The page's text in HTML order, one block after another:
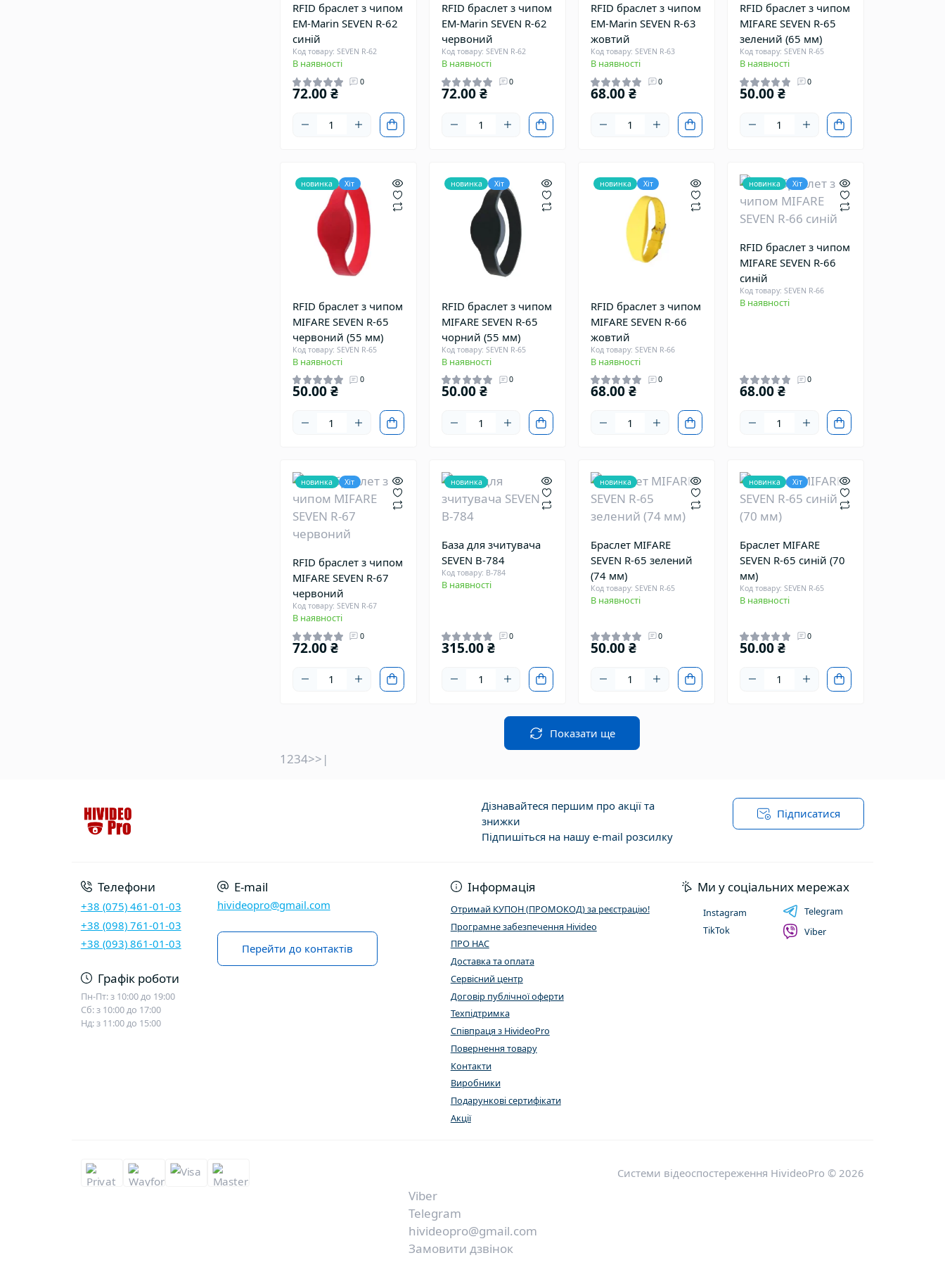
RFID браслет з чипом
EM-Marin SEVEN R-62
синій
Код товару: SEVEN R-62
В наявності
0
72.00 ₴
RFID браслет з чипом
EM-Marin SEVEN R-62
червоний
Код товару: SEVEN R-62
В наявності
0
72.00 ₴
RFID браслет з чипом
EM-Marin SEVEN R-63
жовтий
Код товару: SEVEN R-63
В наявності
0
68.00 ₴
RFID браслет з чипом
MIFARE SEVEN R-65
зелений (65 мм)
Код товару: SEVEN R-65
В наявності
0
50.00 ₴
новинка Хіт
RFID браслет з чипом
MIFARE SEVEN R-65
червоний (55 мм)
Код товару: SEVEN R-65
В наявності
0
50.00 ₴
новинка Хіт
RFID браслет з чипом
MIFARE SEVEN R-65
чорний (55 мм)
Код товару: SEVEN R-65
В наявності
0
50.00 ₴
новинка Хіт
RFID браслет з чипом
MIFARE SEVEN R-66
жовтий
Код товару: SEVEN R-66
В наявності
0
68.00 ₴
новинка Хіт
RFID браслет з чипом
MIFARE SEVEN R-66
синій
Код товару: SEVEN R-66
В наявності
0
68.00 ₴
новинка Хіт
RFID браслет з чипом
MIFARE SEVEN R-67
червоний
Код товару: SEVEN R-67
В наявності
0
72.00 ₴
новинка
База для зчитувача
SEVEN B-784
Код товару: B-784
В наявності
0
315.00 ₴
новинка
Браслет MIFARE
SEVEN R-65 зелений
(74 мм)
Код товару: SEVEN R-65
В наявності
0
50.00 ₴
новинка Хіт
Браслет MIFARE
SEVEN R-65 синій (70
мм)
Код товару: SEVEN R-65
В наявності
0
50.00 ₴
Показати ще
1 234>>|
Дізнавайтеся першим про акції та
знижки
Підпишіться на нашу e-mail розсилку
Підписатися
Договір публічної оферти
Телефони
+38 (075) 461-01-03
+38 (098) 761-01-03
+38 (093) 861-01-03
Графік роботи
Пн-Пт: з 10:00 до 19:00
Сб: з 10:00 до 17:00
Нд: з 11:00 до 15:00
E-mail
hivideopro@gmail.com
Перейти до контактів
Інформація
Отримай КУПОН (ПРОМОКОД) за реєстрацію!
Програмне забезпечення Hivideo
ПРО НАС
Доставка та оплата
Сервісний центр
Договір публічної оферти
Техпідтримка
Співпраця з HivideoPro
Повернення товару
Контакти
Виробники
Подарункові сертифікати
Акції
Ми у соціальних мережах
Instagram
TikTok
Telegram
Viber
Системи відеоспостереження HivideoPro © 2026
Viber
Telegram
hivideopro@gmail.com
Замовити дзвінок